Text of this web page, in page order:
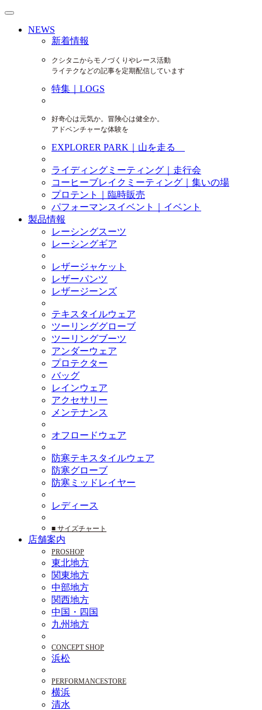
NEWS
新着情報
クシタニからモノづくりやレース活動
ライテクなどの記事を定期配信しています
特集｜LOGS
好奇心は元気か。冒険心は健全か。
アドベンチャーな体験を
EXPLORER PARK｜山を走る
ライディングミーティング｜走行会
コーヒーブレイクミーティング｜集いの場
プロテント｜臨時販売
パフォーマンスイベント｜イベント
製品情報
レーシングスーツ
レーシングギア
レザージャケット
レザーパンツ
レザージーンズ
テキスタイルウェア
ツーリンググローブ
ツーリングブーツ
アンダーウェア
プロテクター
バッグ
レインウェア
アクセサリー
メンテナンス
オフロードウェア
防寒テキスタイルウェア
防寒グローブ
防寒ミッドレイヤー
レディース
■ サイズチャート
店舗案内
PROSHOP
東北地方
関東地方
中部地方
関西地方
中国・四国
九州地方
CONCEPT SHOP
浜松
PERFORMANCESTORE
横浜
清水